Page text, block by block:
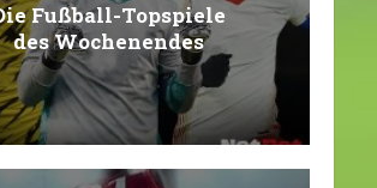
Fußball-Topspiele
des Wochenendes